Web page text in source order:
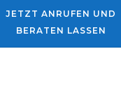
JETZT ANRUFEN UND
BERATEN LASSEN